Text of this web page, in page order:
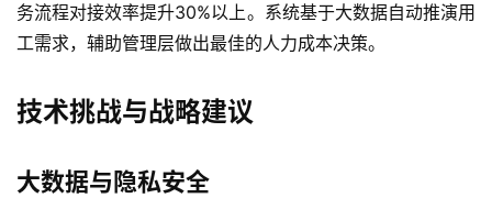
务流程对接效率提升30%以上。系统基于大数据自动推演用
工需求，辅助管理层做出最佳的人力成本决策。
技术挑战与战略建议
大数据与隐私安全